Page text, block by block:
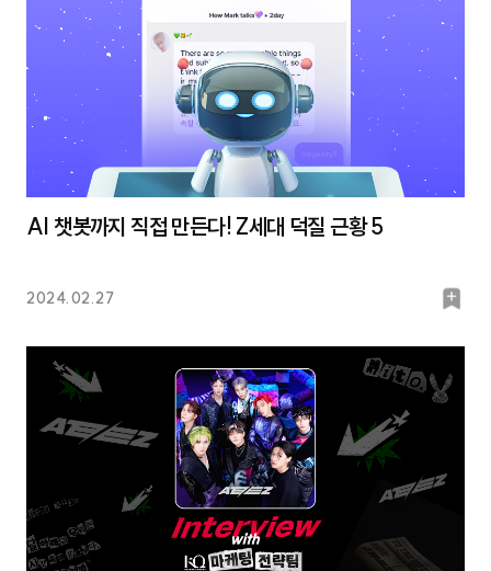
AI 챗봇까지 직접 만든다! Z세대 덕질 근황 5
2024.02.27
북